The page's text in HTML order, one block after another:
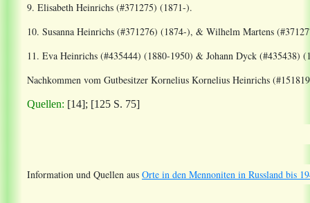
9. Elisabeth Heinrichs (#371275) (1871-).
10. Susanna Heinrichs (#371276) (1874-), & Wilhelm Martens
11. Eva Heinrichs (#435444) (1880-1950) & Johann Dyck (#435438)
Nachkommen vom Gutbesitzer Kornelius Kornelius Heinrichs
Quellen: [14]; [125 S. 75]
Information und Quellen aus Orte in den Mennoniten in Russland bis